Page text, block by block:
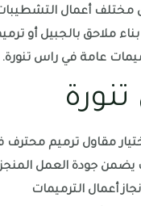
مختلف أعمال
ملاحق بالجبيل أو
عامة في راس تنورة.
مقاول ترميم محترف
يضمن جودة العمل
أعمال الترميمات